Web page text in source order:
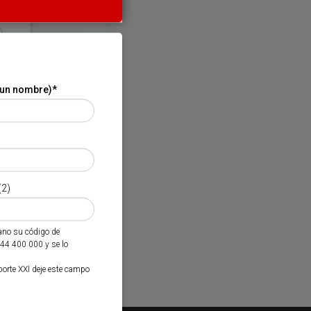
nombre)*
su código de
400 000 y se lo
XXI deje este campo